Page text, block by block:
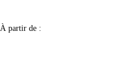
À partir de :